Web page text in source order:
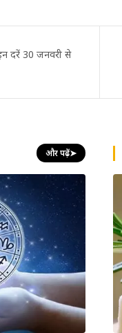
दरें 30 जनवरी से
और पढ़ें➤